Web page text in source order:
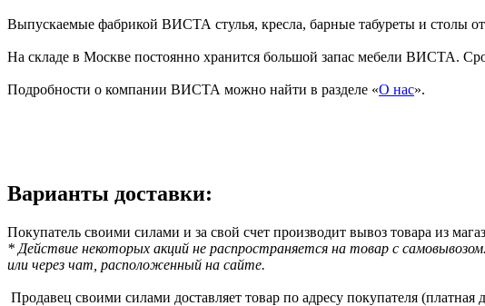
Выпускаемые фабрикой ВИСТА стулья, кресла, барные табуреты и столы
На складе в Москве постоянно хранится большой запас мебели ВИСТА.
Подробности о компании ВИСТА можно найти в разделе «О нас».
Варианты доставки:
Покупатель своими силами и за свой счет производит вывоз товара из
* Действие некоторых акций не распространяется на товар с
или через чат, расположенный на сайте.
Продавец своими силами доставляет товар по адресу покупателя (платная